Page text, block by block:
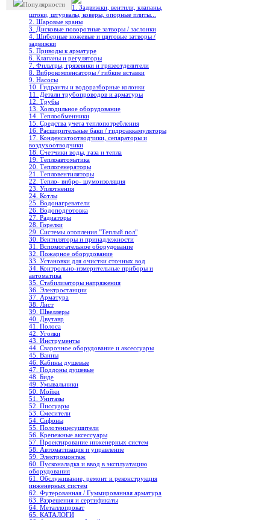
Популярности
1. Задвижки, вентили, клапаны,
штоки, штурвалы, коверы, опорные плиты...
2. Шаровые краны
3. Дисковые поворотные затворы / заслонки
4. Шиберные ножевые и щитовые затворы /
задвижки
5. Приводы к арматуре
6. Клапаны и регуляторы
7. Фильтры, грязевики и грязеотделители
8. Виброкомпенсаторы / гибкие вставки
9. Насосы
10. Гидранты и водоразборные колонки
11. Детали трубопроводов и арматуры
12. Трубы
13. Холодильное oборудование
14. Теплообменники
15. Средства учета теплопотребления
16. Расширительные баки / гидроаккамуляторы
17. Конденсатоотводчики, сепараторы и
воздухоотводчики
18. Счетчики воды, газа и тепла
19. Теплоавтоматика
20. Теплогенераторы
21. Тепловентиляторы
22. Тепло- вибро- шумоизоляция
23. Уплотнения
24. Котлы
25. Водонагреватели
26. Водоподготовка
27. Радиаторы
28. Горелки
29. Системы отопления "Теплый пол"
30. Вентиляторы и принадлежности
31. Вспомогательное оборудование
32. Пожарное оборудование
33. Установки для очистки сточных вод
34. Контрольно-измерительные приборы и
автоматика
35. Стабилизаторы напряжения
36. Электростанции
37. Арматура
38. Лист
39. Швеллеры
40. Двутавр
41. Полоса
42. Уголки
43. Инструменты
44. Сварочное оборудование и аксессуары
45. Ванны
46. Кабины душевые
47. Поддоны душевые
48. Биде
49. Умывальники
50. Мойки
51. Унитазы
52. Писсуары
53. Смесители
54. Сифоны
55. Полотенцесушители
56. Крепежные аксессуары
57. Проектирование инженерных систем
58. Автоматизация и управление
59. Электромонтаж
60. Пусконаладка и ввод в эксплуатацию
оборудования
61. Обслуживание, ремонт и реконструкция
инженерных систем
62. Футерованная / Гуммированная арматура
63. Разрешения и сертификаты
64. Металлопрокат
65. КАТАЛОГИ